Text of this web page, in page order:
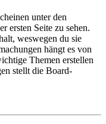
unter den
ersten Seite zu sehen.
weswegen du sie
hängt es von
Themen erstellen
stellt die Board-